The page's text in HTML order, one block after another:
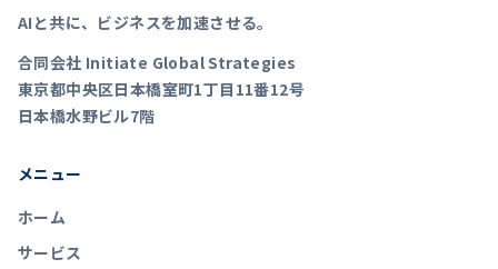
AIと共に、ビジネスを加速させる。
合同会社 Initiate Global Strategies
東京都中央区日本橋室町1丁目11番12号
日本橋水野ビル7階
メニュー
ホーム
サービス